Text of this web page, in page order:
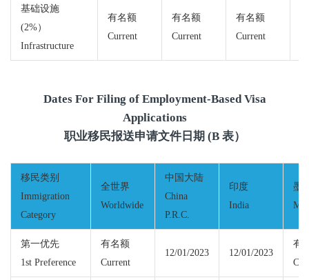
基础设施
(2%）
Infrastructure
有名额
Current
有名额
Current
有名额
Current
Dates For Filing of Employment-Based Visa
Applications
职业移民报送申请文件日期 (B 表）
移民类别
Immigration
Category
全世界
Worldwide
中国大陆
China
P.R.C.
印度
India
墨
第一优先
1st Preference
有名额
Current
12/01/2023 12/01/2023
有